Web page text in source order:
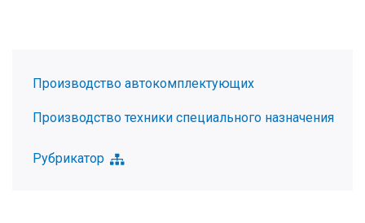
Производство автокомплектующих
Производство техники специального назначения
Рубрикатор